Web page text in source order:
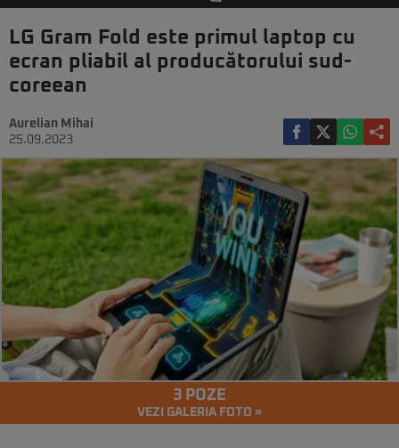
LG Gram Fold este primul laptop cu
ecran pliabil al producătorului sud-
coreean
Aurelian Mihai
25.09.2023
3 POZE
VEZI GALERIA FOTO »